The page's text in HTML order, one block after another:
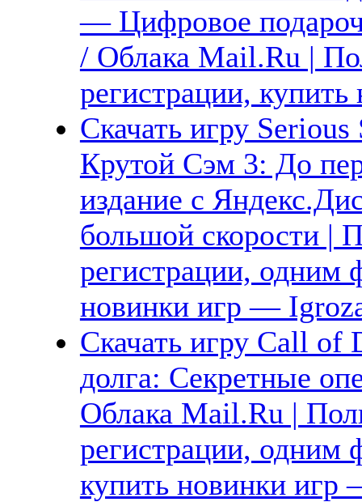
— Цифровое
/ Облака Mail.Ru |
регистрации,
Скачать игру
Крутой Сэм 3: До
издание с
большой скорости |
регистрации, одним
новинки игр —
Скачать игру Call
долга: Секретные
Облака Mail.Ru |
регистрации, одним
купить новинки